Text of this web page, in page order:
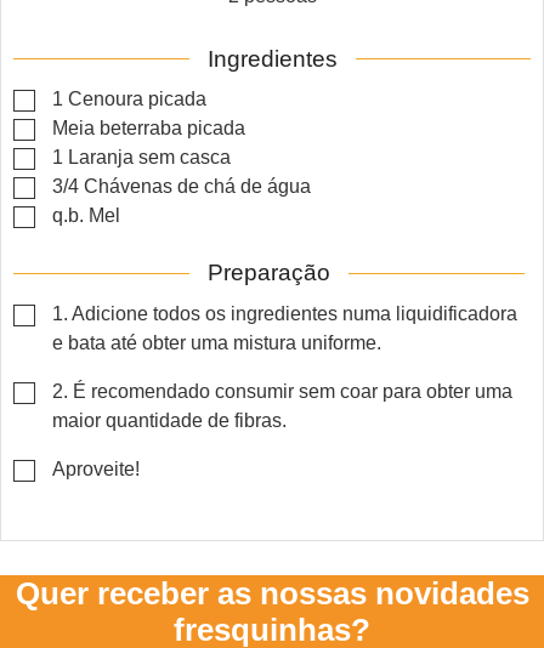
Ingredientes
▢
1 Cenoura picada
▢
Meia beterraba picada
▢
1 Laranja sem casca
▢
3/4 Chávenas de chá de água
▢
q.b. Mel
Preparação
▢
1. Adicione todos os ingredientes numa liquidificadora
e bata até obter uma mistura uniforme.
▢
2. É recomendado consumir sem coar para obter uma
maior quantidade de fibras.
▢
Aproveite!
Quer receber as nossas novidades
fresquinhas?